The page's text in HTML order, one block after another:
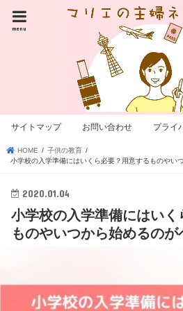
menu
サイトマップ お問い合わせ プライ
HOME
子供の教育
小学校の入学準備にはいくら必要？用意するものやい
2020.01.04
小学校の入学準備にはいく
ものやいつから始めるのが